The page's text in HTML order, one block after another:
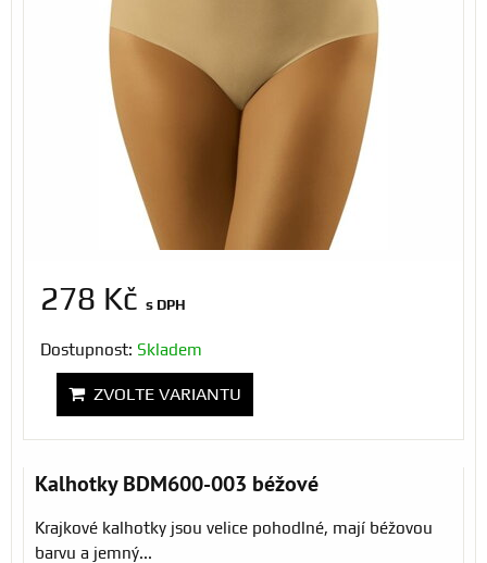
278 Kč s DPH
Dostupnost: Skladem
ZVOLTE VARIANTU
Kalhotky BDM600-003 béžové
Krajkové kalhotky jsou velice pohodlné, mají béžovou
barvu a jemný...